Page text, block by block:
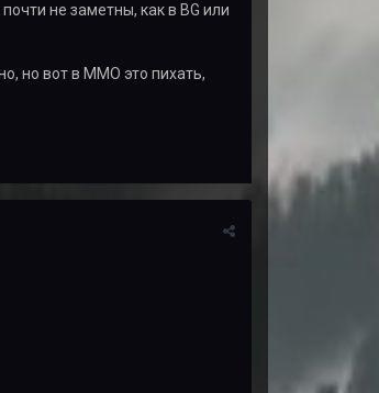
не заметны, как в BG или
но вот в ММО это пихать,